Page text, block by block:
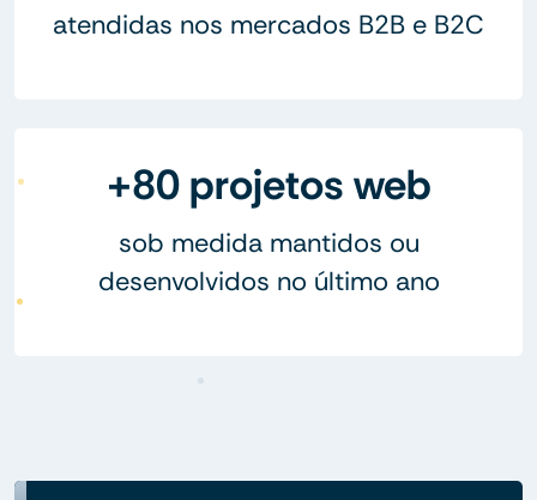
atendidas nos mercados B2B e B2C
+80 projetos web
sob medida mantidos ou
desenvolvidos no último ano